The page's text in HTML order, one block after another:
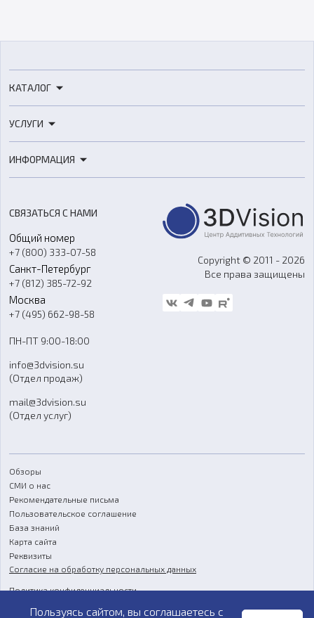
КАТАЛОГ
3D-сканеры
Расходные материалы
Оборудование и материалы для вакуумного литья
Аксессуары и прочее оборудование
Программное обеспечение
УСЛУГИ
3D-моделирование
Ремонт и услуги
ИНФОРМАЦИЯ
О компании
Контакты
Гос. закупки
Стать дилером
Блог
FAQ
СВЯЗАТЬСЯ С НАМИ
Общий номер
+7 (800) 333-07-58
Санкт-Петербург
+7 (812) 385-72-92
Москва
+7 (495) 662-98-58
ПН-ПТ 9:00-18:00
info@3dvision.su
(Отдел продаж)
mail@3dvision.su
(Отдел услуг)
Copyright © 2011 - 2026
Все права защищены
Обзоры
СМИ о нас
Рекомендательные письма
Пользовательское соглашение
База знаний
Карта сайта
Реквизиты
Согласие на обработку персональных данных
Политика конфиденциальности
Публичная оферта
Пользуясь сайтом, вы соглашаетесь с